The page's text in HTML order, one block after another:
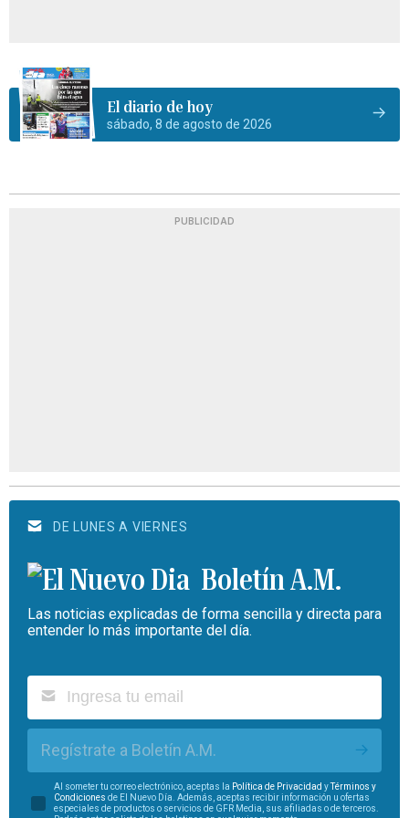
El diario de hoy
sábado, 8 de agosto de 2026
PUBLICIDAD
DE LUNES A VIERNES
Boletín A.M.
Las noticias explicadas de forma sencilla y directa para
entender lo más importante del día.
Regístrate a Boletín A.M.
Al someter tu correo electrónico, aceptas la Política de Privacidad yTérminos y
Condiciones de El Nuevo Día. Además, aceptas recibir información u ofertas
especiales de productos o servicios de GFR Media, sus afiliadas o de terceros.